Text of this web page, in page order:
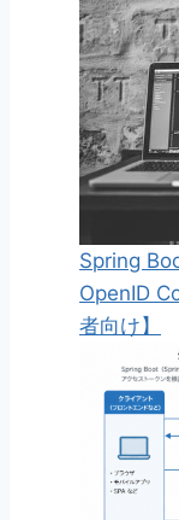
Spring
OpenID
者向け】